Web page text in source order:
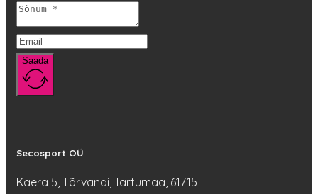
Saada
Secosport OÜ
Kaera 5, Tõrvandi, Tartumaa, 61715